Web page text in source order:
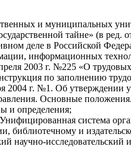
и муниципальных
тайне» (в ред.
деле в Российской
информационных
2003 г. №225 «О
по заполнению
2004 г. №1. Об
Основные
и определения;
система
и
научно-